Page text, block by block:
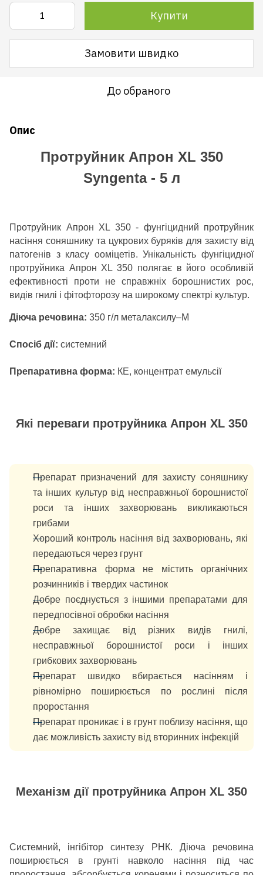
Купити
Замовити швидко
До обраного
Опис
Протруйник Апрон XL 350
Syngenta - 5 л
Протруйник Апрон XL 350- фунгіцидний протруйник
насіння соняшнику та цукрових буряків для захисту від
патогенів з класу ооміцетів. Унікальність фунгіцидної
протруйника Апрон XL 350 полягає в його особливій
ефективності проти не справжніх борошнистих рос,
видів гнилі і фітофторозу на широкому спектрі культур.
Діюча речовина: 350 г/л металаксилу–М
Спосіб дії: системний
Препаративна форма: КЕ, концентрат емульсії
Які переваги протруйника Апрон XL 350
Препарат призначений для захисту соняшнику
та інших культур від несправжньої борошнистої
роси та інших захворювань викликаються
грибами
Хороший контроль насіння від захворювань, які
передаються через грунт
Препаративна форма не містить органічних
розчинників і твердих частинок
Добре поєднується з іншими препаратами для
передпосівної обробки насіння
Добре захищає від різних видів гнилі,
несправжньої борошнистої роси і інших
грибкових захворювань
Препарат швидко вбирається насінням і
рівномірно поширюється по рослині після
проростання
Препарат проникає і в грунт поблизу насіння, що
дає можливість захисту від вторинних інфекцій
Механізм дії протруйника Апрон XL 350
Системний, інгібітор синтезу РНК. Діюча речовина
поширюється в грунті навколо насіння під час